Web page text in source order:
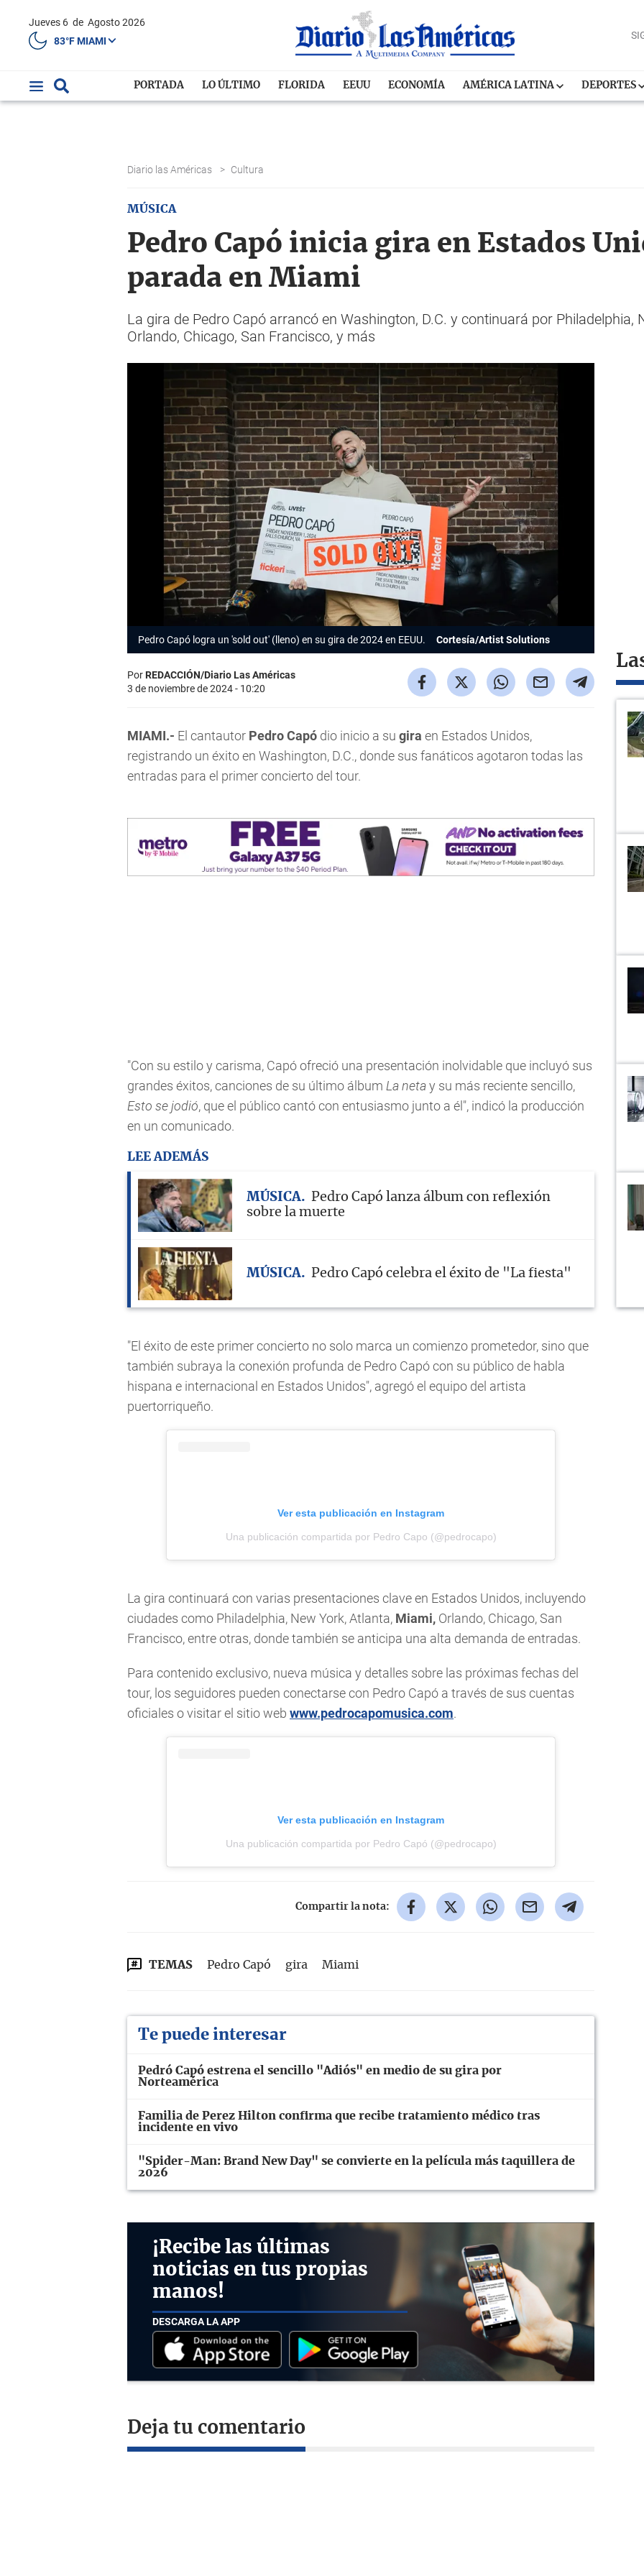
Jueves 6 de Agosto 2026
83°F MIAMI
PORTADA LO ÚLTIMO FLORIDA EEUU ECONOMÍA AMÉRICA LATINA DEPORTES
Diario las Américas > Cultura
MÚSICA
Pedro Capó inicia gira en Estados
parada en Miami
La gira de Pedro Capó arrancó en Washington, D.C. y continuará por Philadelphia,
Orlando, Chicago, San Francisco, y más
Pedro Capó logra un 'sold out' (lleno) en su gira de 2024 en EEUU. Cortesía/Artist Solutions
PorREDACCIÓN/Diario Las Américas
3 de noviembre de 2024 - 10:20
MIAMI.- El cantautor Pedro Capó dio inicio a su gira en Estados Unidos,
registrando un éxito en Washington, D.C., donde sus fanáticos agotaron todas las
entradas para el primer concierto del tour.
"Con su estilo y carisma, Capó ofreció una presentación inolvidable que incluyó sus
grandes éxitos, canciones de su último álbum La netay su más reciente sencillo,
Esto se jodió, que el público cantó con entusiasmo junto a él", indicó la producción
en un comunicado.
LEE ADEMÁS
MÚSICA
Pedro Capó lanza álbum con reflexión
sobre la muerte
MÚSICA Pedro Capó celebra el éxito de "La fiesta"
"El éxito de este primer concierto no solo marca un comienzo prometedor, sino que
también subraya la conexión profunda de Pedro Capó con su público de habla
hispana e internacional en Estados Unidos", agregó el equipo del artista
puertorriqueño.
Ver esta publicación en Instagram
Una publicación compartida por Pedro Capo (@pedrocapo)
La gira continuará con varias presentaciones clave en Estados Unidos, incluyendo
ciudades como Philadelphia, New York, Atlanta, Miami, Orlando, Chicago, San
Francisco, entre otras, donde también se anticipa una alta demanda de entradas.
Para contenido exclusivo, nueva música y detalles sobre las próximas fechas del
tour, los seguidores pueden conectarse con Pedro Capó a través de sus cuentas
oficiales o visitar el sitio web www.pedrocapomusica.com.
Ver esta publicación en Instagram
Una publicación compartida por Pedro Capó (@pedrocapo)
Compartir la nota:
TEMAS Pedro Capó gira Miami
Te puede interesar
Pedró Capó estrena el sencillo "Adiós" en medio de su gira por
Norteamérica
Familia de Perez Hilton confirma que recibe tratamiento médico tras
incidente en vivo
"Spider-Man: Brand New Day" se convierte en la película más taquillera de
2026
¡Recibe las últimas
noticias en tus propias
manos!
DESCARGA LA APP
Deja tu comentario